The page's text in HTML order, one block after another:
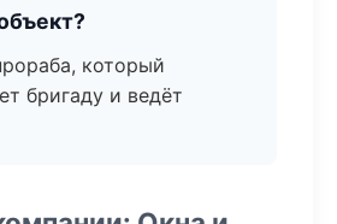
который
бригаду и ведёт